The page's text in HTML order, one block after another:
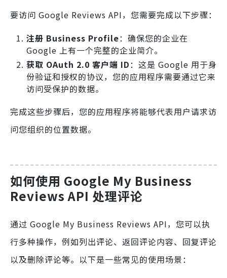
要访问 Google Reviews API，您需要完成以下步骤：
注册 Business Profile：确保您的企业在
Google 上有一个完整的企业简介。
获取 OAuth 2.0 客户端 ID：这是 Google 用于身
份验证和授权的协议，您的应用程序需要通过它来
访问受保护的数据。
完成这些步骤后，您的应用程序将能够代表用户请求访
问您组织的位置数据。
如何使用 Google My Business
Reviews API 处理评论
通过 Google My Business Reviews API，您可以执
行多种操作，例如列出评论、返回评论内容、回复评论
以及删除评论等。以下是一些常见的使用场景：